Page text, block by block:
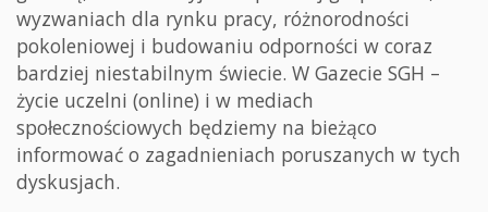
wyzwaniach dla rynku pracy, różnorodności
pokoleniowej i budowaniu odporności w coraz
bardziej niestabilnym świecie. W Gazecie SGH –
życie uczelni (online) i w mediach
społecznościowych będziemy na bieżąco
informować o zagadnieniach poruszanych w tych
dyskusjach.